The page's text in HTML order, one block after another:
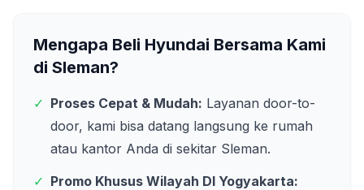
Mengapa Beli Hyundai Bersama Kami
di Sleman?
✓ Proses Cepat & Mudah: Layanan door-to-
door, kami bisa datang langsung ke rumah
atau kantor Anda di sekitar Sleman.
✓ Promo Khusus Wilayah DI Yogyakarta: